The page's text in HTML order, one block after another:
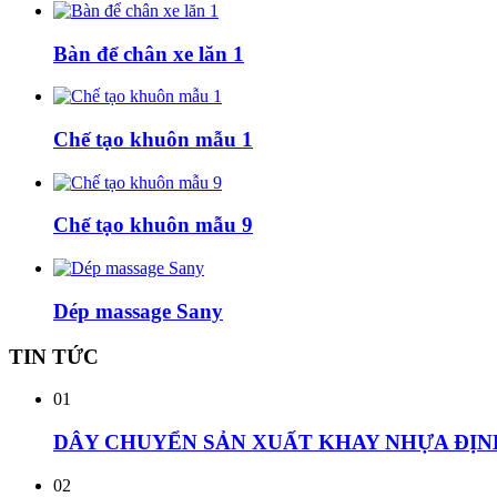
Bàn để chân xe lăn 1
Chế tạo khuôn mẫu 1
Chế tạo khuôn mẫu 9
Dép massage Sany
TIN TỨC
01
DÂY CHUYỂN SẢN XUẤT KHAY NHỰA
02